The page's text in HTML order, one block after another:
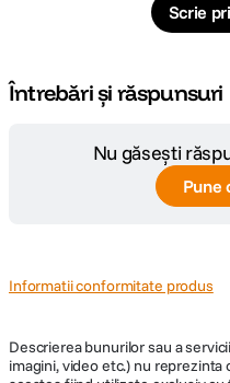
Scrie
Întrebări și răspunsuri
Nu găsești
Pune
Informatii conformitate produs
Descrierea bunurilor sau a
imagini, video etc.) nu